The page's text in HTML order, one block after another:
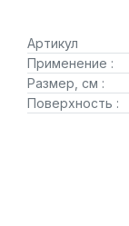
Артикул
Применение :
Размер, см :
Поверхность :